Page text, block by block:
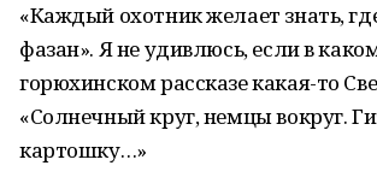
«Каждый охотник желает знать,
фазан». Я не удивлюсь, если в
горюхинском рассказе какая-то
«Солнечный круг, немцы вокруг.
картошку…»